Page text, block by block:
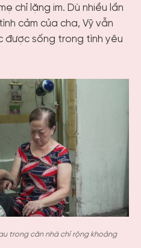
chỉ lặng im. Dù nhiều lần
cảm của cha, Vỹ vẫn
được sống trong tình yêu
trong căn nhà chỉ rộng khoảng